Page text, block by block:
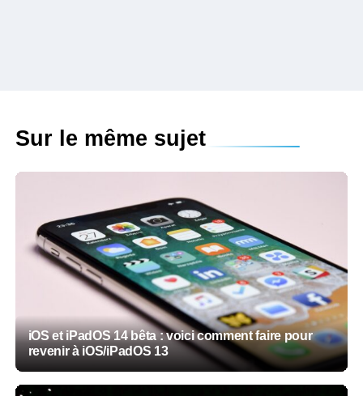
Sur le même sujet
iOS et iPadOS 14 bêta : voici comment faire pour
revenir à iOS/iPadOS 13